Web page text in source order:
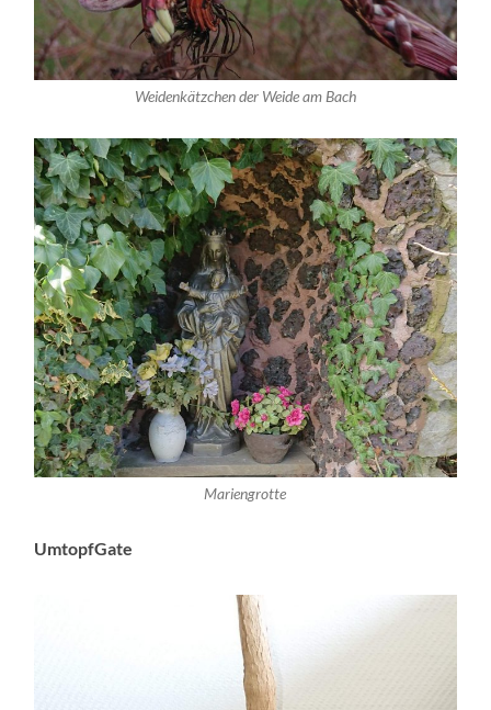
Weidenkätzchen der Weide am Bach
Mariengrotte
UmtopfGate